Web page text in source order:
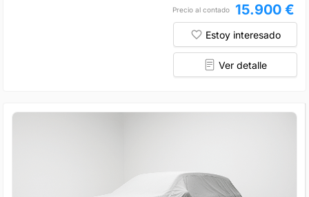
Precio al contado 15.900 €
Estoy interesado
Ver detalle